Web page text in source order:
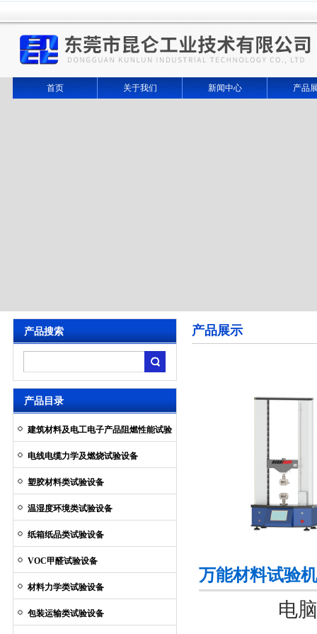
首页 关于我们 新闻中心 产品
产品搜索
产品目录
建筑材料及电工电子产品阻燃性能试验
电线电缆力学及燃烧试验设备
塑胶材料类试验设备
温湿度环境类试验设备
纸箱纸品类试验设备
VOC甲醛试验设备
材料力学类试验设备
包装运输类试验设备
产品展示
万能材料试验
电脑伺服